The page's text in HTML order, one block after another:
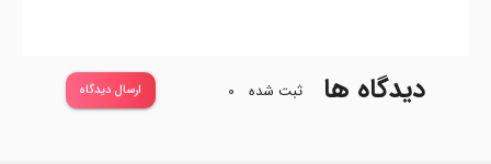
دیدگاه ها ثبت شده 0 ارسال دیدگاه